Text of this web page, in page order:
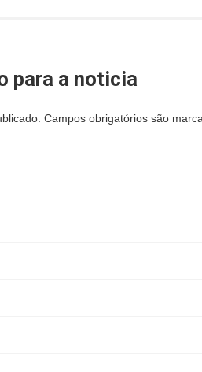
para a noticia
Campos obrigatórios são